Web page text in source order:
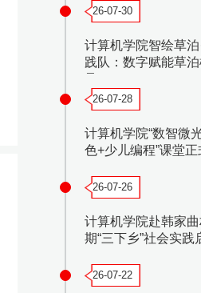
26-07-30
计算机学院智绘草
践队：数字赋能草
26-07-28
计算机学院“数智微
色+少儿编程”课堂
26-07-26
计算机学院赴韩家
期“三下乡”社会实践
26-07-22